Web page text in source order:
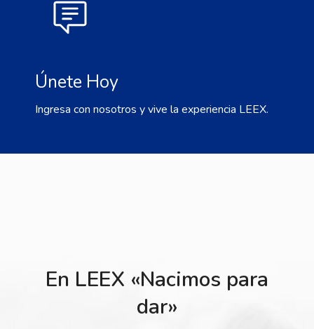
Únete Hoy
Ingresa con nosotros y vive la experiencia LEEX.
En LEEX «Nacimos para
dar»